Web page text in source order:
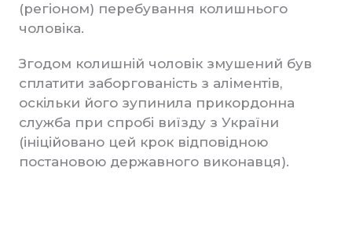
(регіоном) перебування колишнього
чоловіка.
Згодом колишній чоловік змушений був
сплатити заборгованість з аліментів,
оскільки його зупинила прикордонна
служба при спробі виїзду з України
(ініційовано цей крок відповідною
постановою державного виконавця).